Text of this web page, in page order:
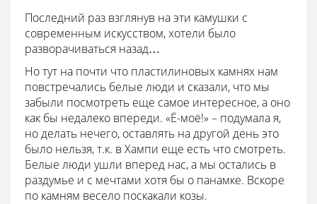
Последний раз взглянув на эти камушки с
современным искусством, хотели было
разворачиваться назад…
Но тут на почти что пластилиновых камнях нам
повстречались белые люди и сказали, что мы
забыли посмотреть еще самое интересное, а оно
как бы недалеко впереди. «Ё-моё!» – подумала я,
но делать нечего, оставлять на другой день это
было нельзя, т.к. в Хампи еще есть что смотреть.
Белые люди ушли вперед нас, а мы остались в
раздумье и с мечтами хотя бы о панамке. Вскоре
по камням весело поскакали козы.